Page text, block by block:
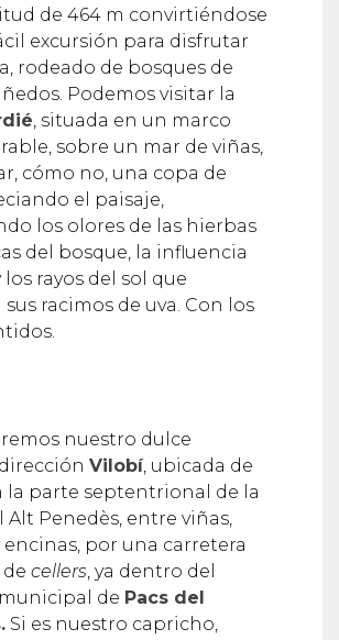
de 464 m convirtiéndose
excursión para disfrutar
rodeado de bosques de
Podemos visitar la
, situada en un marco
sobre un mar de viñas,
cómo no, una copa de
el paisaje,
los olores de las hierbas
del bosque, la influencia
los rayos del sol que
racimos de uva. Con los
nuestro dulce
Vilobí, ubicada de
la parte septentrional de la
Alt Penedès, entre viñas,
encinas, por una carretera
cellers , ya dentro del
de Pacs del
Si es nuestro capricho,